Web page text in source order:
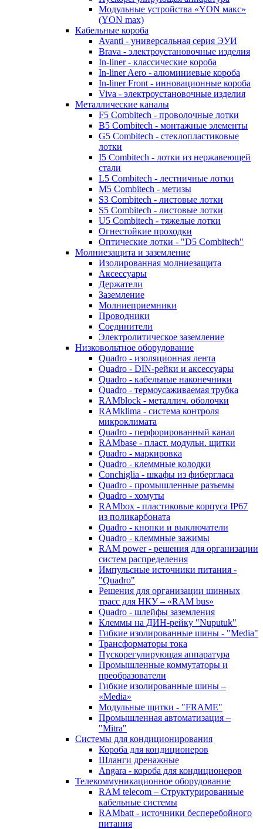
Модульные устройства «YON макс»
(YON max)
Кабельные короба
Avanti - универсальная серия ЭУИ
Brava - электроустановочные изделия
In-liner - классические короба
In-liner Aero - алюминиевые короба
In-liner Front - инновационные короба
Viva - электроустановочные изделия
Металлические каналы
F5 Combitech - проволочные лотки
B5 Combitech - монтажные элементы
G5 Combitech - стеклопластиковые
лотки
I5 Combitech - лотки из нержавеющей
стали
L5 Combitech - лестничные лотки
M5 Combitech - метизы
S3 Combitech - листовые лотки
S5 Combitech - листовые лотки
U5 Combitech - тяжелые лотки
Огнестойкие проходки
Оптические лотки - "D5 Combitech"
Молниезащита и заземление
Изолированная молниезащита
Аксессуары
Держатели
Заземление
Молниеприемники
Проводники
Соединители
Электролитическое заземление
Низковольтное оборудование
Quadro - изоляционная лента
Quadro - DIN-рейки и аксессуары
Quadro - кабельные наконечники
Quadro - термоусаживаемая трубка
RAMblock - металлич. оболочки
RAMklima - система контроля
микроклимата
Quadro - перфорированный канал
RAMbase - пласт. модульн. щитки
Quadro - маркировка
Quadro - клеммные колодки
Conchiglia - шкафы из фибергласа
Quadro - промышленные разъемы
Quadro - хомуты
RAMbox - пластиковые корпуса IP67
из поликарбоната
Quadro - кнопки и выключатели
Quadro - клеммные зажимы
RAM power - решения для организации
систем распределения
Импульсные источники питания -
"Quadro"
Решения для организации шинных
трасс для НКУ – «RAM bus»
Quadro - шлейфы заземления
Клеммы на ДИН-рейку "Nuputuk"
Гибкие изолированные шины - "Media"
Трансформаторы тока
Пускорегулирующая аппаратура
Промышленные коммутаторы и
преобразователи
Гибкие изолированные шины –
«Media»
Модульные щитки - "FRAME"
Промышленная автоматизация –
"Mitra"
Системы для кондиционирования
Короба для кондиционеров
Шланги дренажные
Angara - короба для кондиционеров
Телекоммуникационное оборудование
RAM telecom – Структурированные
кабельные системы
RAMbatt - источники бесперебойного
питания